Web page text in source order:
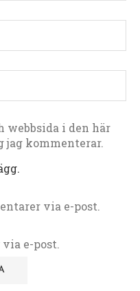
webbsida i den här
jag kommenterar.
via e-post.
e-post.